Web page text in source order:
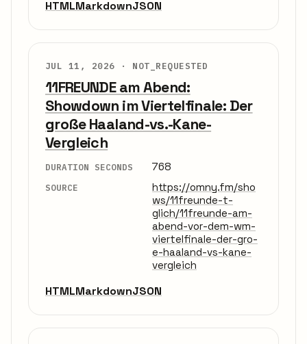
HTMLMarkdownJSON
JUL 11, 2026 · NOT_REQUESTED
11FREUNDE am Abend:
Showdown im Viertelfinale: Der
große Haaland-vs.-Kane-
Vergleich
DURATION SECONDS 768
SOURCE
https://omny.fm/sho
ws/11freunde-t-
glich/11freunde-am-
abend-vor-dem-wm-
viertelfinale-der-gro-
e-haaland-vs-kane-
vergleich
HTMLMarkdownJSON